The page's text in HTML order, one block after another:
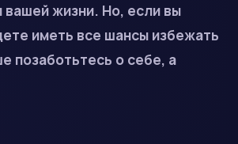
вашей жизни. Но, если вы
иметь все шансы избежать
позаботьтесь о себе, а